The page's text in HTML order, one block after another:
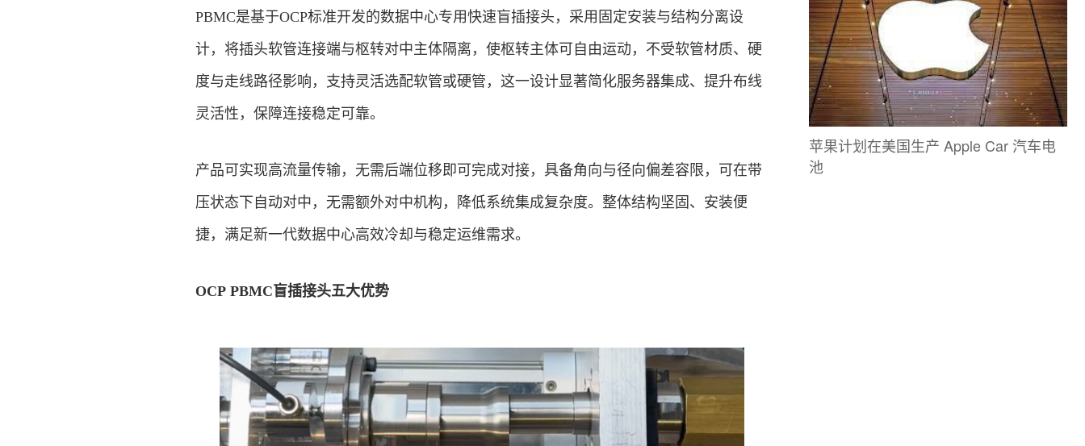
PBMC是基于OCP标准开发的数据中心专用快速盲插接头，采用固定安装与结构分离设
计，将插头软管连接端与枢转对中主体隔离，使枢转主体可自由运动，不受软管材质、硬
度与走线路径影响，支持灵活选配软管或硬管，这一设计显著简化服务器集成、提升布线
灵活性，保障连接稳定可靠。
产品可实现高流量传输，无需后端位移即可完成对接，具备角向与径向偏差容限，可在带
压状态下自动对中，无需额外对中机构，降低系统集成复杂度。整体结构坚固、安装便
捷，满足新一代数据中心高效冷却与稳定运维需求。
OCP PBMC盲插接头五大优势
苹果计划在美国生产 Apple Car 汽车电
池